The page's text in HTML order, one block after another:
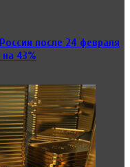
после 24 февраля
43%